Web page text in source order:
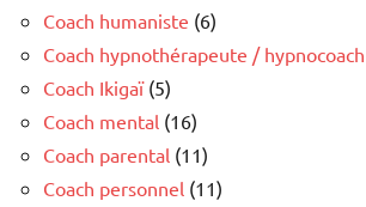
Coach humaniste (6)
Coach hypnothérapeute / hypnocoach
Coach Ikigaï(5)
Coach mental (16)
Coach parental (11)
Coach personnel (11)